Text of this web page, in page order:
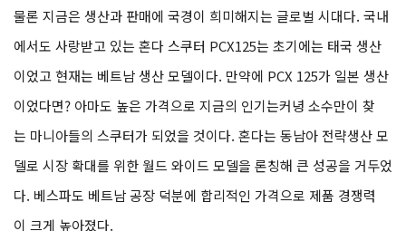
물론 지금은 생산과 판매에 국경이 희미해지는 글로벌 시대다. 국내
에서도 사랑받고 있는 혼다 스쿠터 PCX125는 초기에는 태국 생산
이었고 현재는 베트남 생산 모델이다. 만약에 PCX 125가 일본 생산
이었다면? 아마도 높은 가격으로 지금의 인기는커녕 소수만이 찾
는 마니아들의 스쿠터가 되었을 것이다. 혼다는 동남아 전략생산 모
델로 시장 확대를 위한 월드 와이드 모델을 론칭해 큰 성공을 거두었
다. 베스파도 베트남 공장 덕분에 합리적인 가격으로 제품 경쟁력
이 크게 높아졌다.